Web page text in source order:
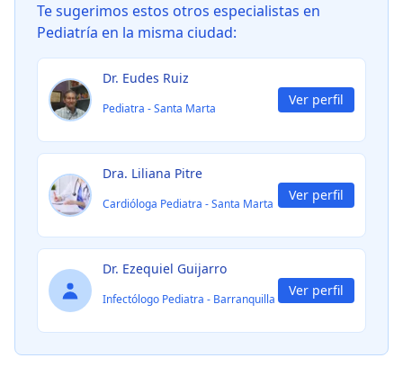
Te sugerimos estos otros especialistas en
Pediatría en la misma ciudad:
Dr. Eudes Ruiz
Pediatra -Santa Marta
Ver perfil
Dra. Liliana Pitre
Cardióloga Pediatra -Santa Marta
Ver perfil
Dr. Ezequiel Guijarro
Infectólogo Pediatra - Barranquilla
Ver perfil